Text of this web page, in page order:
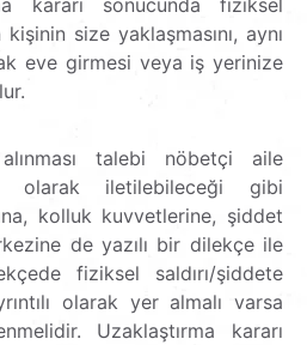
size yaklaşmasını, aynı
eve girmesi veya iş yerinize
talebi nöbetçi aile
olarak iletilebileceği gibi
kolluk kuvvetlerine, şiddet
de yazılı bir dilekçe ile
fiziksel saldırı/şiddete
olarak yer almalı varsa
Uzaklaştırma kararı